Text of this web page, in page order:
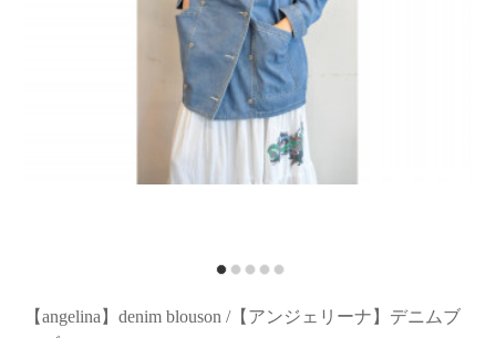
【angelina】denim blouson /【アンジェリーナ】デニムブ